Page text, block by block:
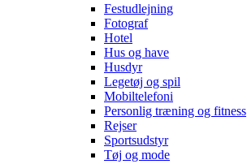
Festudlejning
Fotograf
Hotel
Hus og have
Husdyr
Legetøj og spil
Mobiltelefoni
Personlig træning og fitness
Rejser
Sportsudstyr
Tøj og mode